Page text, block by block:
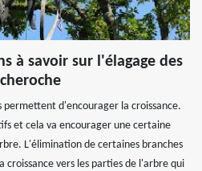
à savoir sur l'élagage des
permettent d'encourager la croissance.
et cela va encourager une certaine
L'élimination de certaines branches
croissance vers les parties de l'arbre qui